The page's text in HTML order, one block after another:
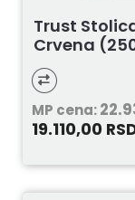
Trust
Crvena
MP cena:
19.110,00